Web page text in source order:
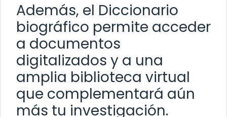
Además, el Diccionario
biográfico permite acceder
a documentos
digitalizados y a una
amplia biblioteca virtual
que complementará aún
más tu investigación.